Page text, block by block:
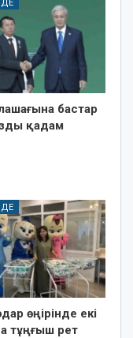
бастар
қадам
өңірінде екі
тұңғыш рет